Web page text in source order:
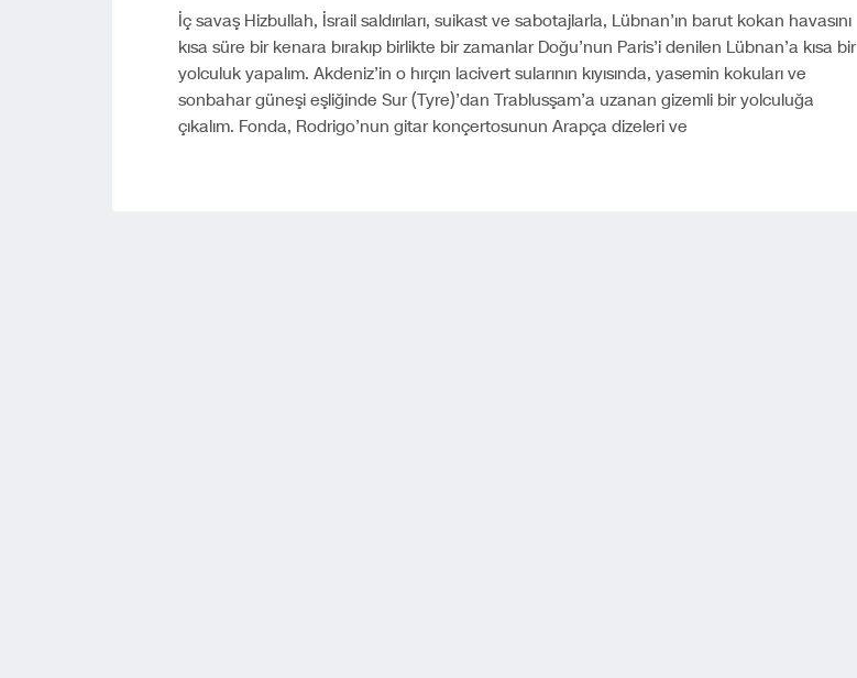
İç savaş Hizbullah, İsrail saldırıları, suikast ve sabotajlarla, Lübnan’ın barut kokan havasını
kısa süre bir kenara bırakıp birlikte bir zamanlar Doğu’nun Paris’i denilen Lübnan’a kısa bir
yolculuk yapalım. Akdeniz’in o hırçın lacivert sularının kıyısında, yasemin kokuları ve
sonbahar güneşi eşliğinde Sur (Tyre)’dan Trablusşam’a uzanan gizemli bir yolculuğa
çıkalım. Fonda, Rodrigo’nun gitar konçertosunun Arapça dizeleri ve